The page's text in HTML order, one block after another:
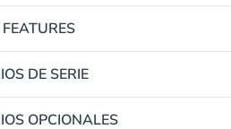
DE SERIE
OPCIONALES